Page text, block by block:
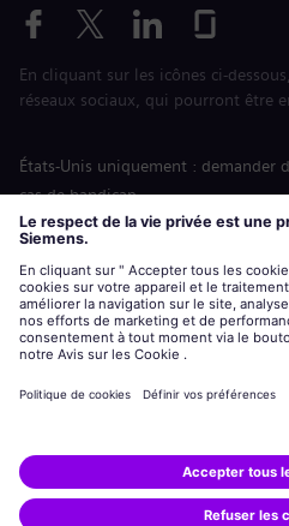
En cliquant sur les icônes ci-
réseaux sociaux, qui pourront être
États-Unis uniquement : demander
cas de handicap
Labor Condition Application
siemens-energy.comSite Internet
Informations sur l’entreprise
Avis
Siemens Energy est une marque